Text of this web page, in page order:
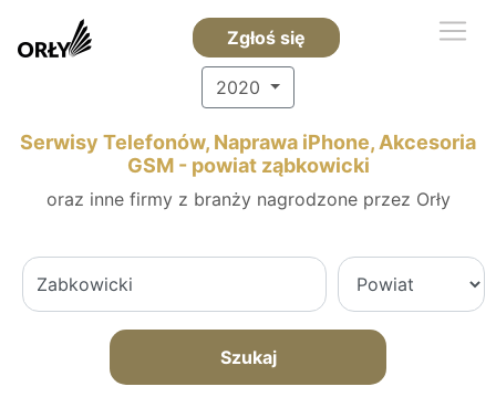
Zgłoś się
2020
Serwisy Telefonów, Naprawa iPhone, Akcesoria
GSM - powiat ząbkowicki
oraz inne firmy z branży nagrodzone przez Orły
Szukaj